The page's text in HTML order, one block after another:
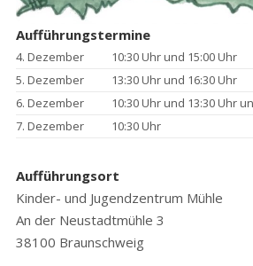
Aufführungstermine
4. Dezember
10:30 Uhr und 15:00 Uhr
5. Dezember
13:30 Uhr und 16:30 Uhr
6. Dezember
10:30 Uhr und 13:30 Uhr
7. Dezember
10:30 Uhr
Aufführungsort
Kinder- und Jugendzentrum Mühle
An der Neustadtmühle 3
38100 Braunschweig